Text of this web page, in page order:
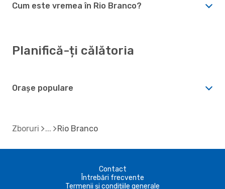
Cum este vremea în Rio Branco?
Planifică-ți călătoria
Orașe populare
Zboruri Rio Branco
Contact
Întrebări frecvente
Termenii și condițiile generale